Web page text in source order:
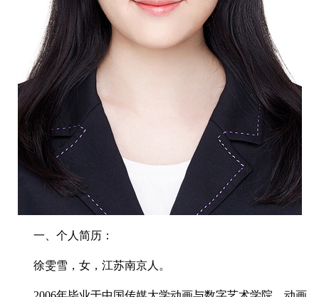
一、个人简历：
徐雯雪，女，江苏南京人。